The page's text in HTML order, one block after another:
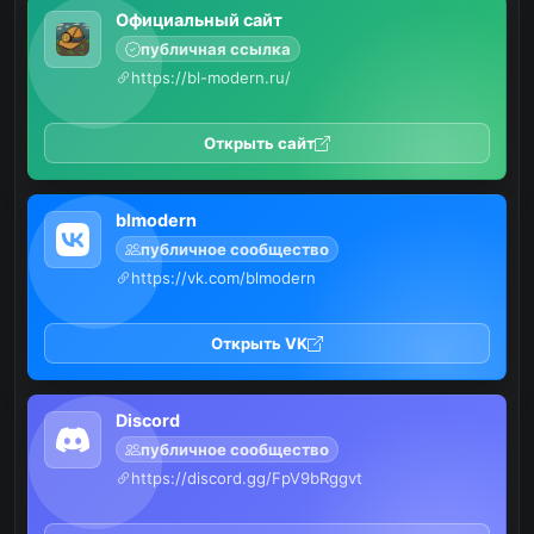
Официальный сайт
публичная ссылка
https://bl-modern.ru/
Открыть сайт
blmodern
публичное сообщество
https://vk.com/blmodern
Открыть VK
Discord
публичное сообщество
https://discord.gg/FpV9bRggvt